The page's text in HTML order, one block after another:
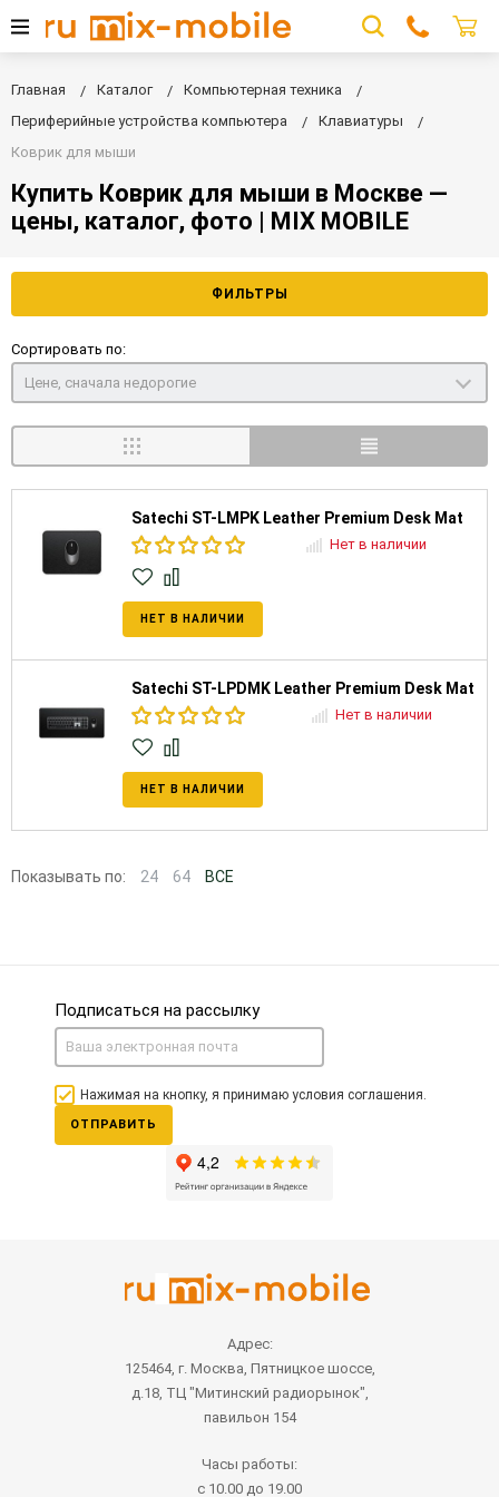
Главная Каталог
Компьютерная техника
Периферийные устройства компьютера
Клавиатуры
Коврик для мыши
Купить Коврик для мыши в Москве —
цены, каталог, фото | MIX MOBILE
ФИЛЬТРЫ
Сортировать по:
Цене, сначала недорогие
Satechi ST-LMPK Leather Premium Desk Mat
Нет в наличии
НЕТ В НАЛИЧИИ
Satechi ST-LPDMK Leather Premium Desk Mat
Нет в наличии
НЕТ В НАЛИЧИИ
Показывать по: 24 64 ВСЕ
Подписаться на рассылку
Нажимая на кнопку, я принимаю условия соглашения.
ОТПРАВИТЬ
Адрес:
125464, г. Москва, Пятницкое шоссе,
д.18, ТЦ "Митинский радиорынок",
павильон 154
Часы работы:
с 10.00 до 19.00